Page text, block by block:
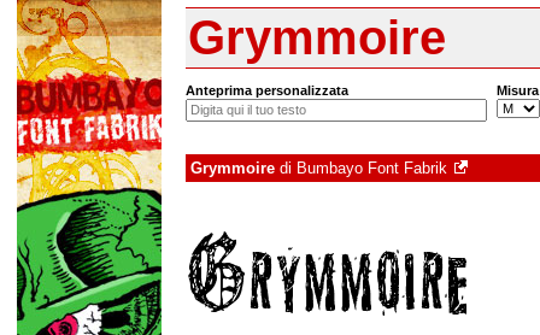
Grymmoire
Anteprima personalizzata Misura
Grymmoire di Bumbayo Font Fabrik